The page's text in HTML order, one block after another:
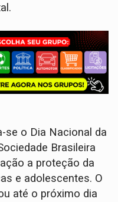
se o Dia Nacional da
Brasileira
a proteção da
e adolescentes. O
até o próximo dia